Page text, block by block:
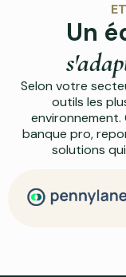
Un
Selon votre
outils les
environnement.
banque pro,
solutions